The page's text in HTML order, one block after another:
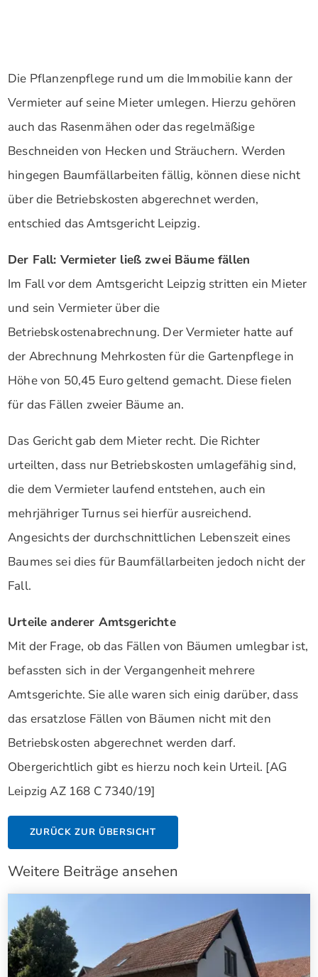
Die Pflanzenpflege rund um die Immobilie kann der
Vermieter auf seine Mieter umlegen. Hierzu gehören
auch das Rasenmähen oder das regelmäßige
Beschneiden von Hecken und Sträuchern. Werden
hingegen Baumfällarbeiten fällig, können diese nicht
über die Betriebskosten abgerechnet werden,
entschied das Amtsgericht Leipzig.
Der Fall: Vermieter ließ zwei Bäume fällen
Im Fall vor dem Amtsgericht Leipzig stritten ein Mieter
und sein Vermieter über die
Betriebskostenabrechnung. Der Vermieter hatte auf
der Abrechnung Mehrkosten für die Gartenpflege in
Höhe von 50,45 Euro geltend gemacht. Diese fielen
für das Fällen zweier Bäume an.
Das Gericht gab dem Mieter recht. Die Richter
urteilten, dass nur Betriebskosten umlagefähig sind,
die dem Vermieter laufend entstehen, auch ein
mehrjähriger Turnus sei hierfür ausreichend.
Angesichts der durchschnittlichen Lebenszeit eines
Baumes sei dies für Baumfällarbeiten jedoch nicht der
Fall.
Urteile anderer Amtsgerichte
Mit der Frage, ob das Fällen von Bäumen umlegbar ist,
befassten sich in der Vergangenheit mehrere
Amtsgerichte. Sie alle waren sich einig darüber, dass
das ersatzlose Fällen von Bäumen nicht mit den
Betriebskosten abgerechnet werden darf.
Obergerichtlich gibt es hierzu noch kein Urteil. [AG
Leipzig AZ 168 C 7340/19]
ZURÜCK ZUR ÜBERSICHT
Weitere Beiträge ansehen